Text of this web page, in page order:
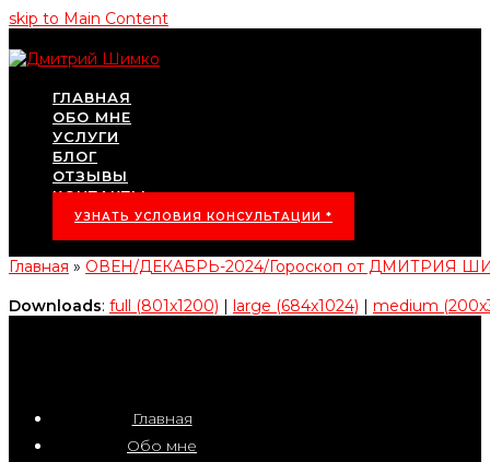
skip to Main Content
ГЛАВНАЯ
ОБО МНЕ
УСЛУГИ
БЛОГ
ОТЗЫВЫ
КОНТАКТЫ
УЗНАТЬ УСЛОВИЯ КОНСУЛЬТАЦИИ *
Главная » ОВЕН/ДЕКАБРЬ-2024/Гороскоп от ДМИТРИЯ
Downloads: full (801x1200) | large (684x1024) | medium
Главная
Обо мне